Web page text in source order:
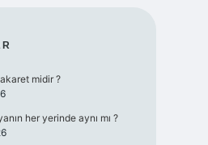
midir ?
her yerinde aynı mı ?